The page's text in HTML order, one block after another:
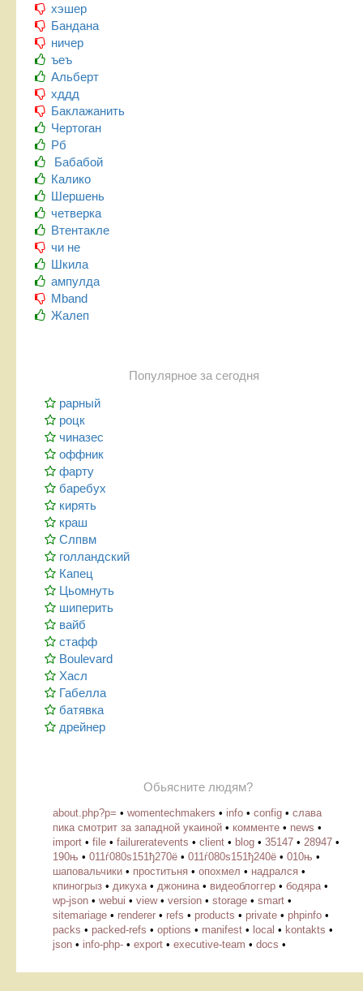
хэшер
Бандана
ничер
ъеъ
Альберт
хддд
Баклажанить
Чертоган
Рб
Бабабой
Калико
Шершень
четверка
Втентакле
чи не
Шкила
ампулда
Mband
Жалеп
Популярное за сегодня
рарный
роцк
чиназес
оффник
фарту
баребух
кирять
краш
Слпвм
голландский
Капец
Цьомнуть
шиперить
вайб
стафф
Boulevard
Хасл
Габелла
батявка
дрейнер
Обьясните людям?
about.php?p= • womentechmakers • info • config • слава
пика смотрит за западной укаиной • комменте • news •
import • file • failureratevents • client • blog • 35147 • 28947 •
190њ • 011ѓ080ѕ151ђ270ё • 011ѓ080ѕ151ђ240ё • 010њ •
шаповальчики • проститьня • опохмел • надрался •
кпиногрыз • дикуха • джонина • видеоблоггер • бодяра •
wp-json • webui • view• version • storage • smart •
sitemariage • renderer • refs • products • private • phpinfo •
packs • packed-refs • options • manifest • local • kontakts •
json • info-php- • export • executive-team • docs •